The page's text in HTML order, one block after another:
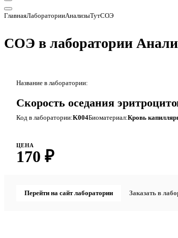
ГлавнаяЛабораторииАнализыТутСОЭ
СОЭ в лаборатории
Название в лаборатории:
Скорость оседания
Код в лаборатории:K004Биоматериал:Кровь
ЦЕНА
170 ₽
Перейти на сайт лаборатории Заказать в